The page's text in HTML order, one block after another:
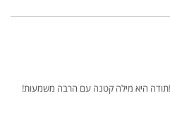
היא מילה קטנה עם הרבה משמעות!